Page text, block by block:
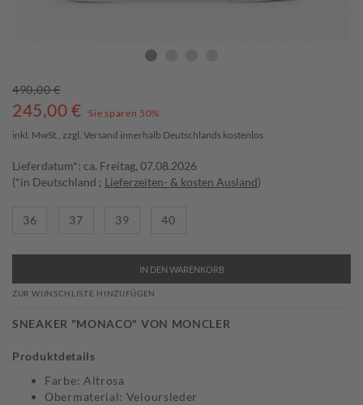
490,00 €
245,00 €
Sie sparen 50%
inkl. MwSt., zzgl. Versand innerhalb Deutschlands kostenlos
Lieferdatum*: ca. Freitag, 07.08.2026
(*in Deutschland ; Lieferzeiten- & kosten Ausland)
36 37 39 40
IN DEN WARENKORB
ZUR WUNSCHLISTE HINZUFÜGEN
SNEAKER "MONACO" VON MONCLER
Produktdetails
Farbe: Altrosa
Obermaterial: Veloursleder